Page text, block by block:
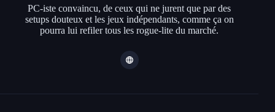
PC-iste convaincu, de ceux qui ne jurent que par des
setups douteux et les jeux indépendants, comme ça on
pourra lui refiler tous les rogue-lite du marché.